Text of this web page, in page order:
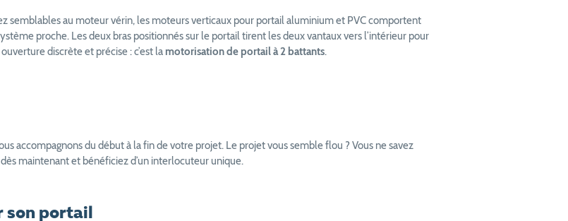
semblables au moteur vérin, les moteurs verticaux pour portail aluminium et PVC comportent
proche. Les deux bras positionnés sur le portail tirent les deux vantaux vers l’intérieur pour
discrète et précise : c’est la motorisation de portail à 2 battants.
accompagnons du début à la fin de votre projet. Le projet vous semble flou ? Vous ne savez
dès maintenant et bénéficiez d’un interlocuteur unique.
son portail